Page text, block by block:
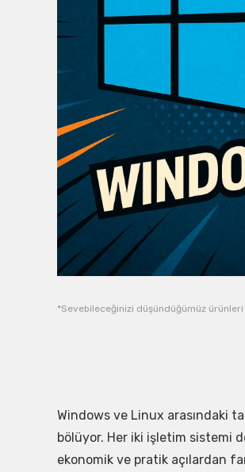
*Sevebileceğinizi düşündüğümüz
Windows ve Linux arasındaki
bölüyor. Her iki işletim sistemi
ekonomik ve pratik açılardan